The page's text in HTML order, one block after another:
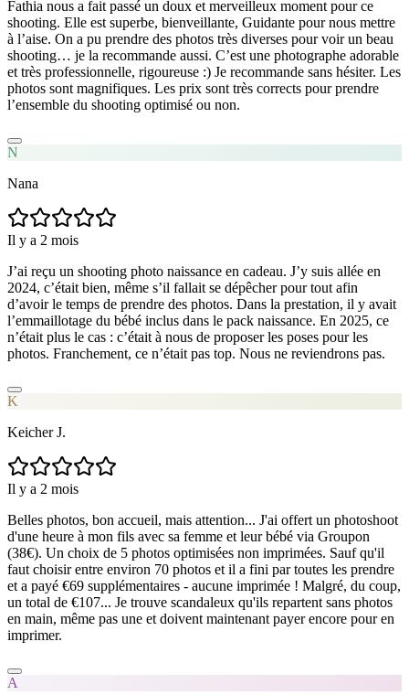
Fathia nous a fait passé un doux et merveilleux moment pour ce
shooting. Elle est superbe, bienveillante, Guidante pour nous mettre
à l’aise. On a pu prendre des photos très diverses pour voir un beau
shooting… je la recommande aussi. C’est une photographe adorable
et très professionnelle, rigoureuse :) Je recommande sans hésiter. Les
photos sont magnifiques. Les prix sont très corrects pour prendre
l’ensemble du shooting optimisé ou non.
N
Nana
Il y a 2 mois
J’ai reçu un shooting photo naissance en cadeau. J’y suis allée en
2024, c’était bien, même s’il fallait se dépêcher pour tout afin
d’avoir le temps de prendre des photos. Dans la prestation, il y avait
l’emmaillotage du bébé inclus dans le pack naissance. En 2025, ce
n’était plus le cas : c’était à nous de proposer les poses pour les
photos. Franchement, ce n’était pas top. Nous ne reviendrons pas.
K
Keicher J.
Il y a 2 mois
Belles photos, bon accueil, mais attention... J'ai offert un photoshoot
d'une heure à mon fils avec sa femme et leur bébé via Groupon
(38€). Un choix de 5 photos optimisées non imprimées. Sauf qu'il
faut choisir entre environ 70 photos et il a fini par toutes les prendre
et a payé €69 supplémentaires - aucune imprimée ! Malgré, du coup,
un total de €107... Je trouve scandaleux qu'ils repartent sans photos
en main, même pas une et doivent maintenant payer encore pour en
imprimer.
A